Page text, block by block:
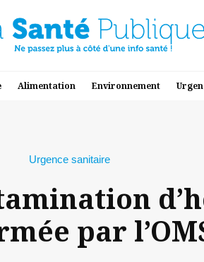
Alimentation Environnement
Urgence sanitaire
par